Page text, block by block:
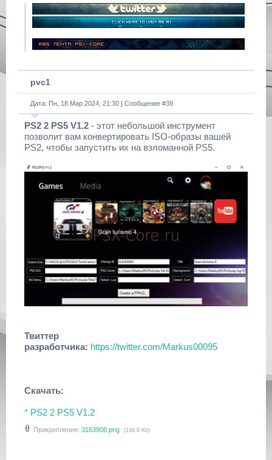
pvc1
Дата: Пн, 18 Мар 2024, 21:30 | Сообщение #39
PS2 2 PS5 V1.2 - этот небольшой инструмент
позволит вам конвертировать ISO-образы вашей
PS2, чтобы запустить их на взломанной PS5.
Твиттер
разработчика: https://twitter.com/Markus00095
Скачать:
* PS2 2 PS5 V1.2
Прикрепления: 3163908.png (198.6 Kb)